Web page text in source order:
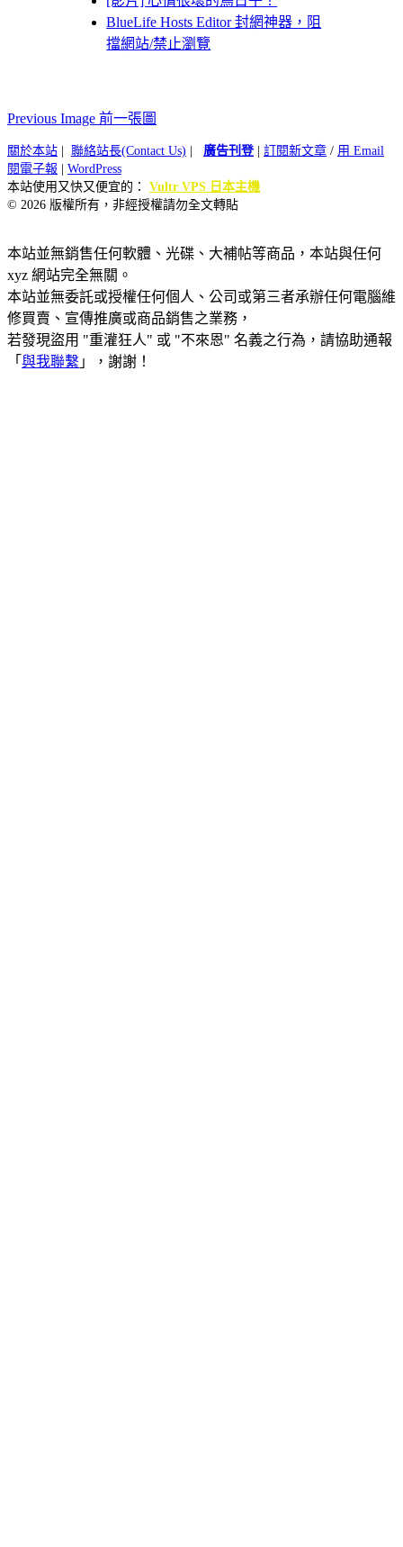
BlueLife Hosts Editor 封網神器，阻
擋網站/禁止瀏覽
Previous Image 前一張圖
關於本站 聯絡站長(Contact Us) 廣告刊登| 訂閱新文章 / 用 Email
閱電子報
WordPress
本站使用又快又便宜的： Vultr VPS 日本主機
© 2026 版權所有，非經授權請勿全文轉貼
本站並無銷售任何軟體、光碟、大補帖等商品，本站與任何
xyz 網站完全無關。
本站並無委託或授權任何個人、公司或第三者承辦任何電腦維
修買賣、宣傳推廣或商品銷售之業務，
若發現盜用 "重灌狂人" 或 "不來恩" 名義之行為，請協助通報
「 與我聯繫 」，謝謝！